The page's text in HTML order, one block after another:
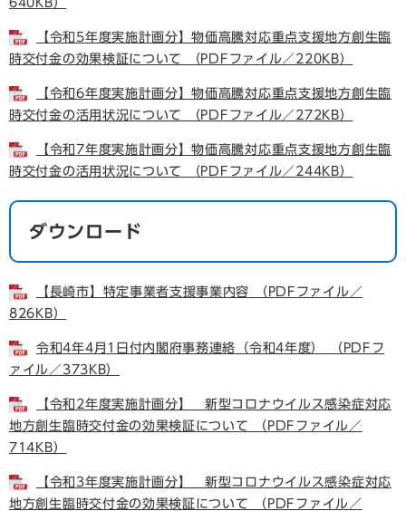
640KB）
【令和5年度実施計画分】物価高騰対応重点支援地方創生臨
時交付金の効果検証について （PDFファイル／220KB）
【令和6年度実施計画分】物価高騰対応重点支援地方創生臨
時交付金の活用状況について （PDFファイル／272KB）
【令和7年度実施計画分】物価高騰対応重点支援地方創生臨
時交付金の活用状況について （PDFファイル／244KB）
ダウンロード
【長崎市】特定事業者支援事業内容 （PDFファイル／
826KB）
令和4年4月1日付内閣府事務連絡（令和4年度） （PDFフ
ァイル／373KB）
【令和2年度実施計画分】 新型コロナウイルス感染症対応
地方創生臨時交付金の効果検証について （PDFファイル／
714KB）
【令和3年度実施計画分】 新型コロナウイルス感染症対応
地方創生臨時交付金の効果検証について （PDFファイル／